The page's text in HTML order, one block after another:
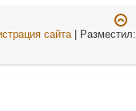
сайта| Разместил: